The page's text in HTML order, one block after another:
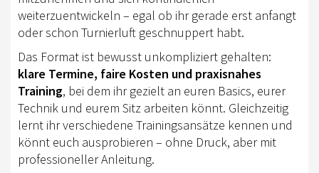
AUSSCHREIBUNGEN
MITGLIED WERDEN
KONTAKT
IMPRESSUM
DATENSCHUTZ
SATZUNG/RECHTSORDNUNG
weiterzuentwickeln – egal ob ihr gerade erst anfangt
oder schon Turnierluft geschnuppert habt.
Das Format ist bewusst unkompliziert gehalten:
klare Termine, faire Kosten und praxisnahes
Training, bei dem ihr gezielt an euren Basics, eurer
Technik und eurem Sitz arbeiten könnt. Gleichzeitig
lernt ihr verschiedene Trainingsansätze kennen und
könnt euch ausprobieren – ohne Druck, aber mit
professioneller Anleitung.